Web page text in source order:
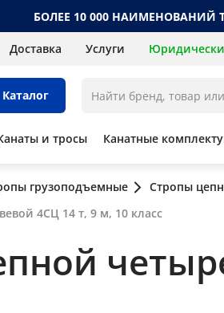
БОЛЕЕ 10 000
Доставка Услуги
Каталог
и тросы Канатные
грузоподъемные Стропы
4СЦ 14 т, 9 м, 10 класс